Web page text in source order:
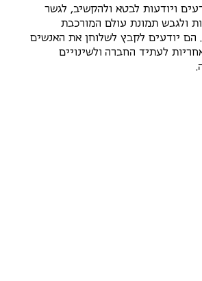
ויודעות לבטא ולהקשיב, לגשר
ולגבש תמונת עולם המורכבת
הם יודעים לקבץ לשלוחן את האנשים
לעתיד החברה ולשינויים